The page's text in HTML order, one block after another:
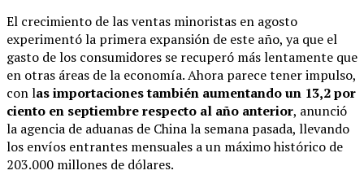
El crecimiento de las ventas minoristas en agosto
experimentó la primera expansión de este año, ya que el
gasto de los consumidores se recuperó más lentamente que
en otras áreas de la economía. Ahora parece tener impulso,
con las importaciones también aumentando un 13,2 por
ciento en septiembre respecto al año anterior, anunció
la agencia de aduanas de China la semana pasada, llevando
los envíos entrantes mensuales a un máximo histórico de
203.000 millones de dólares.